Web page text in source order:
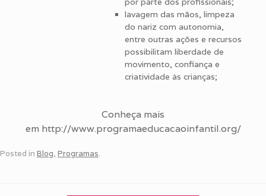
lavagem das mãos, limpeza
do nariz com autonomia,
entre outras ações e recursos
possibilitam liberdade de
movimento, confiança e
criatividade às crianças;
Conheça mais
em http://www.programaeducacaoinfantil.org/
Posted in Blog, Programas.